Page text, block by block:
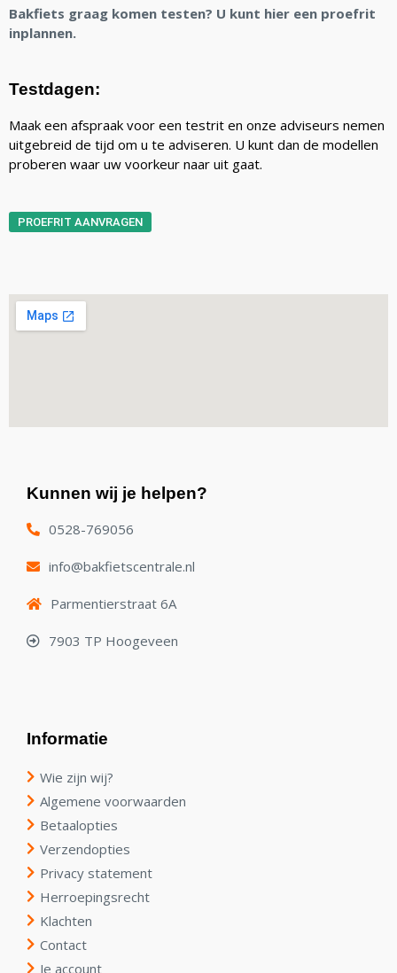
Bakfiets graag komen testen? U kunt hier een proefrit
inplannen.
Testdagen:
Maak een afspraak voor een testrit en onze adviseurs nemen
uitgebreid de tijd om u te adviseren. U kunt dan de modellen
proberen waar uw voorkeur naar uit gaat.
PROEFRIT AANVRAGEN
Kunnen wij je helpen?
0528-769056
info@bakfietscentrale.nl
Parmentierstraat 6A
7903 TP Hoogeveen
Informatie
Wie zijn wij?
Algemene voorwaarden
Betaalopties
Verzendopties
Privacy statement
Herroepingsrecht
Klachten
Contact
Je account